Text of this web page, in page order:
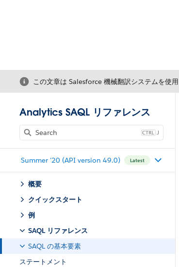
この文章は Salesforce 機械翻訳システムを使
Analytics SAQL リファレンス
J
Summer '20 (API version 49.0) Latest
概要
クイックスタート
例
SAQL リファレンス
SAQL の基本要素
ステートメント